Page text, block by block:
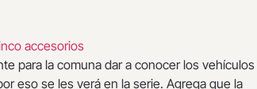
accesorios
para la comuna dar a conocer los vehículos
eso se les verá en la serie. Agrega que la